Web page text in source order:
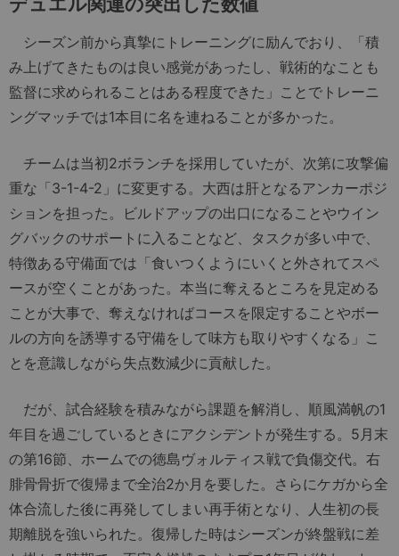
シーズン前から真摯にトレーニングに励んでおり、「積
み上げてきたものは良い感覚があったし、戦術的なことも
監督に求められることはある程度できた」ことでトレーニ
ングマッチでは1本目に名を連ねることが多かった。
チームは当初2ボランチを採用していたが、次第に攻撃偏
重な「3-1-4-2」に変更する。大西は肝となるアンカーポジ
ションを担った。ビルドアップの出口になることやウイン
グバックのサポートに入ることなど、タスクが多い中で、
特徴ある守備面では「食いつくようにいくと外されてスペ
ースが空くことがあった。本当に奪えるところを見定める
ことが大事で、奪えなければコースを限定することやボー
ルの方向を誘導する守備をして味方も取りやすくなる」こ
とを意識しながら失点数減少に貢献した。
だが、試合経験を積みながら課題を解消し、順風満帆の1
年目を過ごしているときにアクシデントが発生する。5月末
の第16節、ホームでの徳島ヴォルティス戦で負傷交代。右
腓骨骨折で復帰まで全治2か月を要した。さらにケガから全
体合流した後に再発してしまい再手術となり、人生初の長
期離脱を強いられた。復帰した時はシーズンが終盤戦に差